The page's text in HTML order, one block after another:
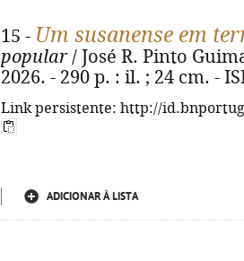
15 - Um susanense em
popular/ José R. Pinto
2026. - 290 p. : il. ; 24 cm. -
Link persistente: http://
ADICIONAR À LISTA